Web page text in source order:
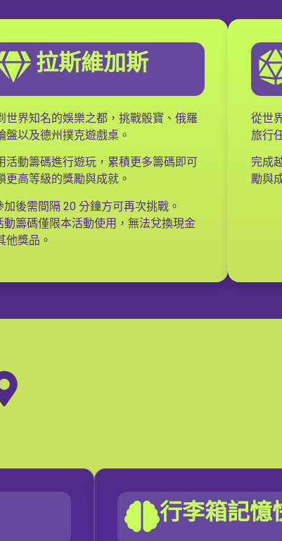
拉斯維加斯
世界知名的娛樂之都，挑戰骰寶、俄羅
盤以及德州撲克遊戲桌。
活動籌碼進行遊玩，累積更多籌碼即可
更高等級的獎勵與成就。
加後需間隔 20 分鐘方可再次挑戰。
動籌碼僅限本活動使用，無法兌換現金
他獎品。
從世
旅行
完成
勵與
行李箱記憶